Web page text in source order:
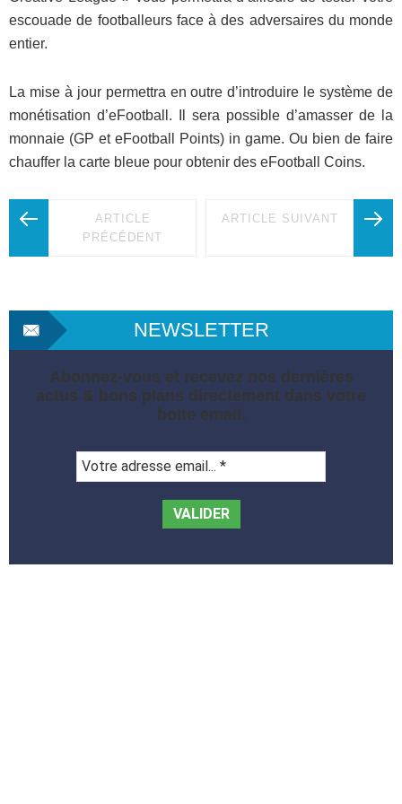
escouade de footballeurs face à des adversaires du monde
entier.
La mise à jour permettra en outre d’introduire le système de
monétisation d’eFootball. Il sera possible d’amasser de la
monnaie (GP et eFootball Points) in game. Ou bien de faire
chauffer la carte bleue pour obtenir des eFootball Coins.
ARTICLE
PRÉCÉDENT
ARTICLE SUIVANT
NEWSLETTER
Abonnez-vous et recevez nos dernières
actus & bons plans directement dans votre
boite email.
adresse